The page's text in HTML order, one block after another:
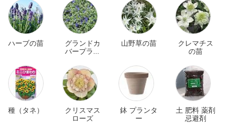
ハーブの苗
グランドカ
バープラン
山野草の苗
クレマチス
の苗
種（タネ）
クリスマス
ローズ
鉢 プランタ
ー
土 肥料 薬剤
忌避剤